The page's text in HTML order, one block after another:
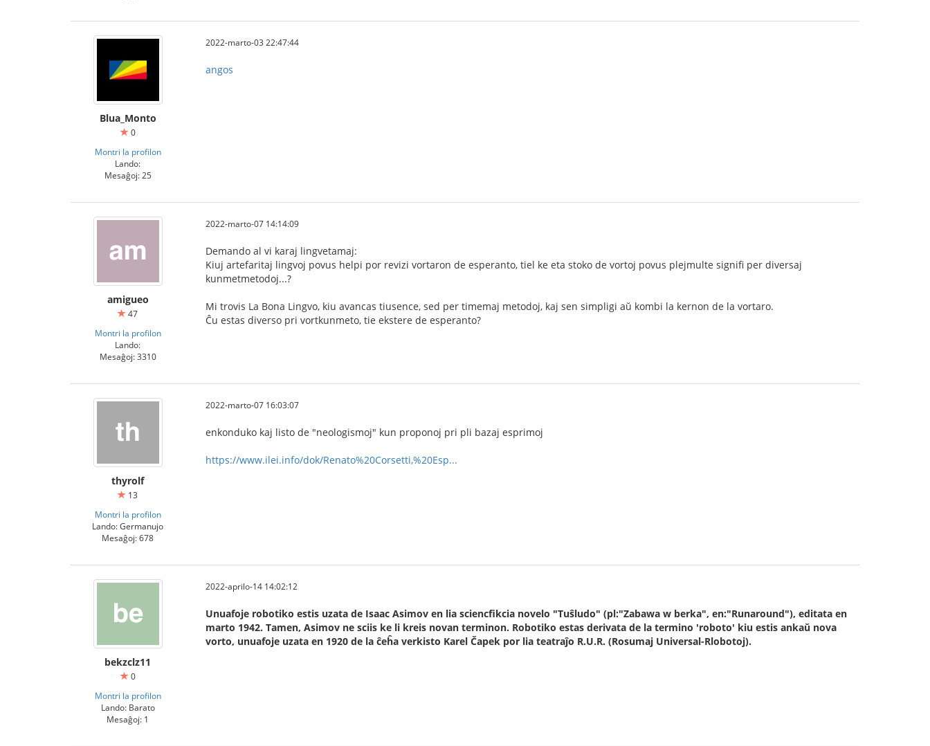
Blua_Monto
0
Montri la profilon
Lando:
Mesaĝoj: 25
2022-marto-03 22:47:44
angos
amigueo
47
Montri la profilon
Lando:
Mesaĝoj: 3310
2022-marto-07 14:14:09
Demando al vi karaj lingvetamaj:
Kiuj artefaritaj lingvoj povus helpi por revizi vortaron de esperanto, tiel ke eta stoko de vortoj povus plejmulte signifi per diversaj
kunmetmetodoj...?
Mi trovis La Bona Lingvo, kiu avancas tiusence, sed per timemaj metodoj, kaj sen simpligi aŭ kombi la kernon de la vortaro.
Ĉu estas diverso pri vortkunmeto, tie ekstere de esperanto?
thyrolf
13
Montri la profilon
Lando: Germanujo
Mesaĝoj: 678
2022-marto-07 16:03:07
enkonduko kaj listo de "neologismoj" kun proponoj pri pli bazaj esprimoj
https://www.ilei.info/dok/Renato%20Corsetti,%20Esp...
bekzclz11
0
Montri la profilon
Lando: Barato
Mesaĝoj: 1
2022-aprilo-14 14:02:12
Unuafoje robotiko estis uzata de Isaac Asimov en lia sciencfikcia novelo "Tuŝludo" (pl:"Zabawa w berka", en:"Runaround"), editata en
marto 1942. Tamen, Asimov ne sciis ke li kreis novan terminon. Robotiko estas derivata de la termino 'roboto' kiu estis ankaŭ nova
vorto, unuafoje uzata en 1920 de la ĉeĥa verkisto Karel Čapek por lia teatraĵo R.U.R. (Rosumaj Universal-Rlobotoj).